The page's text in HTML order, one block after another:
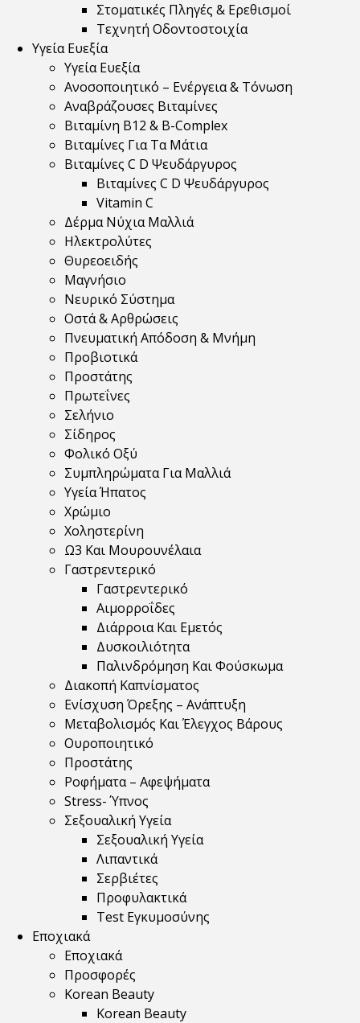
Στοματικές Πληγές & Ερεθισμοί
Τεχνητή Οδοντοστοιχία
Υγεία Ευεξία
Υγεία Ευεξία
Ανοσοποιητικό – Ενέργεια & Τόνωση
Αναβράζουσες Βιταμίνες
Βιταμίνη B12 & Β-Complex
Βιταμίνες Για Τα Μάτια
Βιταμίνες C D Ψευδάργυρος
Βιταμίνες C D Ψευδάργυρος
Vitamin C
Δέρμα Νύχια Μαλλιά
Ηλεκτρολύτες
Θυρεοειδής
Μαγνήσιο
Νευρικό Σύστημα
Οστά & Αρθρώσεις
Πνευματική Απόδοση & Μνήμη
Προβιοτικά
Προστάτης
Πρωτεΐνες
Σελήνιο
Σίδηρος
Φολικό Οξύ
Συμπληρώματα Για Μαλλιά
Υγεία Ήπατος
Χρώμιο
Χοληστερίνη
Ω3 Και Μουρουνέλαια
Γαστρεντερικό
Γαστρεντερικό
Αιμορροΐδες
Διάρροια Και Εμετός
Δυσκοιλιότητα
Παλινδρόμηση Και Φούσκωμα
Διακοπή Καπνίσματος
Ενίσχυση Όρεξης – Ανάπτυξη
Μεταβολισμός Και Έλεγχος Βάρους
Ουροποιητικό
Προστάτης
Ροφήματα – Αφεψήματα
Stress- Ύπνος
Σεξουαλική Υγεία
Σεξουαλική Υγεία
Λιπαντικά
Σερβιέτες
Προφυλακτικά
Test Εγκυμοσύνης
Εποχιακά
Εποχιακά
Προσφορές
Korean Beauty
Korean Beauty